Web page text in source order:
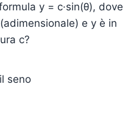
y = c·sin(θ), dove
e y è in
c?
seno